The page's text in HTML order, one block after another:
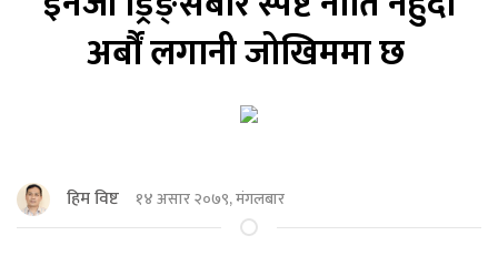
अर्बौं लगानी जोखिममा छ
हिम विष्ट १४ असार २०७९, मंगलबार